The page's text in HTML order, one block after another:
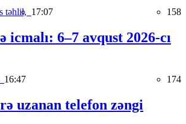
təhlil, 17:07 158
icmalı: 6–7 avqust 2026-cı
16:47 174
uzanan telefon zəngi